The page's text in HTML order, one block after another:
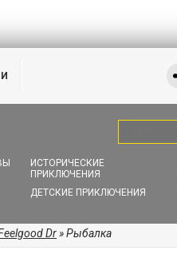
ИСТОРИЧЕСКИЕ
ПРИКЛЮЧЕНИЯ
ДЕТСКИЕ ПРИКЛЮЧЕНИЯ
Dr» Рыбалка